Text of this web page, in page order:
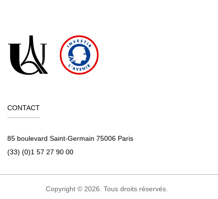
CONTACT
85 boulevard Saint-Germain 75006 Paris
(33) (0)1 57 27 90 00
Copyright © 2026. Tous droits réservés.